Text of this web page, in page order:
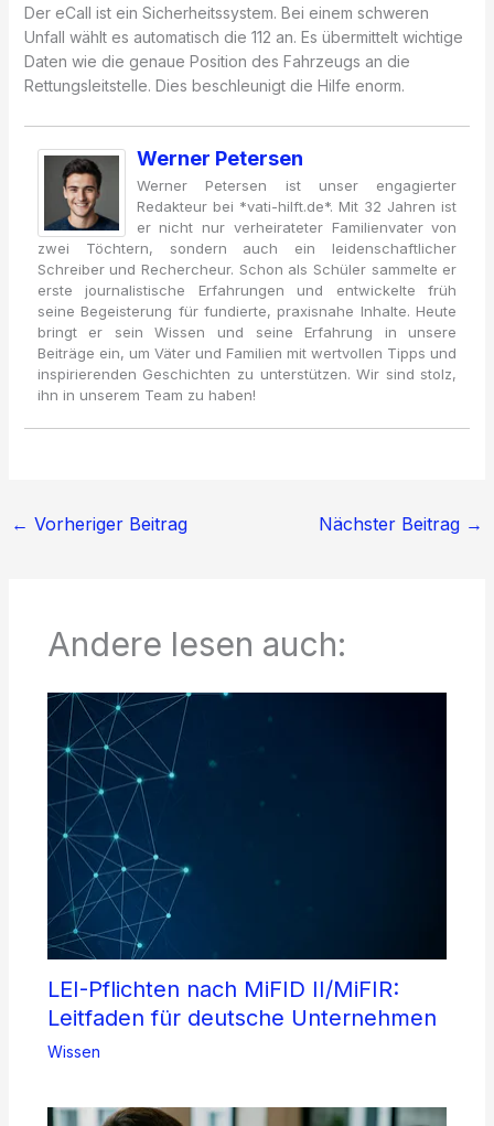
Der eCall ist ein Sicherheitssystem. Bei einem schweren
Unfall wählt es automatisch die 112 an. Es übermittelt wichtige
Daten wie die genaue Position des Fahrzeugs an die
Rettungsleitstelle. Dies beschleunigt die Hilfe enorm.
Werner Petersen
Werner Petersen ist unser engagierter
Redakteur bei *vati-hilft.de*. Mit 32 Jahren ist
er nicht nur verheirateter Familienvater von
zwei Töchtern, sondern auch ein leidenschaftlicher
Schreiber und Rechercheur. Schon als Schüler sammelte er
erste journalistische Erfahrungen und entwickelte früh
seine Begeisterung für fundierte, praxisnahe Inhalte. Heute
bringt er sein Wissen und seine Erfahrung in unsere
Beiträge ein, um Väter und Familien mit wertvollen Tipps und
inspirierenden Geschichten zu unterstützen. Wir sind stolz,
ihn in unserem Team zu haben!
← Vorheriger Beitrag Nächster Beitrag →
Andere lesen auch:
LEI-Pflichten nach MiFID II/MiFIR:
Leitfaden für deutsche Unternehmen
Wissen